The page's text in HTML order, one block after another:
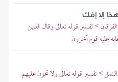
إلا إفك
> تفسير قوله تعالى وقال الذين
عليه قوم آخرون
> تفسير قوله تعالى ولا تحزن عليهم